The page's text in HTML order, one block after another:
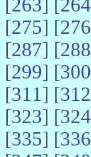
[263] [264
[275] [276
[287] [288
[299] [300
[311] [312
[323] [324
[335] [336